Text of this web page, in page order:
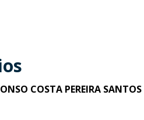
COSTA PEREIRA SANTOS